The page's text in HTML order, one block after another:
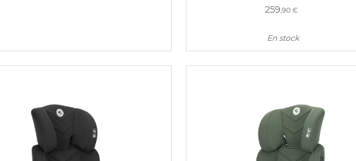
259,90 €
En stock